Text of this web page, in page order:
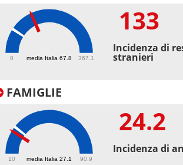
media Italia 67.8
0 367.1
133
Incidenza di
stranieri
FAMIGLIE
media Italia 27.1
10 90.9
24.2
Incidenza di